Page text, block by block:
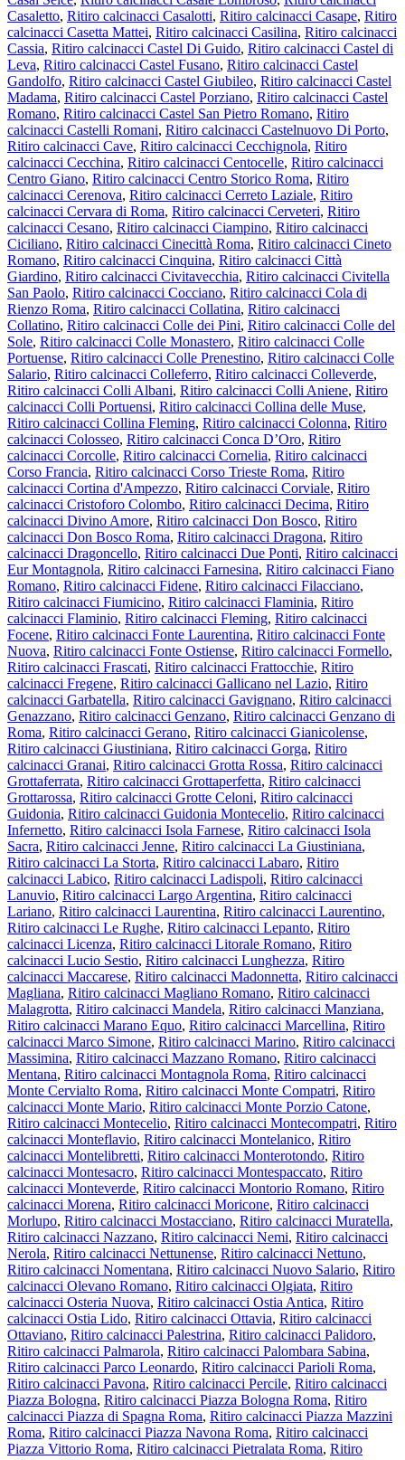
Casaletto, Ritiro calcinacci Casalotti, Ritiro calcinacci Casape, Ritiro
calcinacci Casetta Mattei, Ritiro calcinacci Casilina, Ritiro calcinacci
Cassia, Ritiro calcinacci Castel Di Guido, Ritiro calcinacci Castel di
Leva, Ritiro calcinacci Castel Fusano, Ritiro calcinacci Castel
Gandolfo, Ritiro calcinacci Castel Giubileo, Ritiro calcinacci Castel
Madama, Ritiro calcinacci Castel Porziano, Ritiro calcinacci Castel
Romano, Ritiro calcinacci Castel San Pietro Romano, Ritiro
calcinacci Castelli Romani, Ritiro calcinacci Castelnuovo Di Porto,
Ritiro calcinacci Cave, Ritiro calcinacci Cecchignola, Ritiro
calcinacci Cecchina, Ritiro calcinacci Centocelle, Ritiro calcinacci
Centro Giano, Ritiro calcinacci Centro Storico Roma, Ritiro
calcinacci Cerenova, Ritiro calcinacci Cerreto Laziale, Ritiro
calcinacci Cervara di Roma, Ritiro calcinacci Cerveteri, Ritiro
calcinacci Cesano, Ritiro calcinacci Ciampino, Ritiro calcinacci
Ciciliano, Ritiro calcinacci Cinecittà Roma, Ritiro calcinacci Cineto
Romano, Ritiro calcinacci Cinquina, Ritiro calcinacci Città
Giardino, Ritiro calcinacci Civitavecchia, Ritiro calcinacci Civitella
San Paolo, Ritiro calcinacci Cocciano, Ritiro calcinacci Cola di
Rienzo Roma, Ritiro calcinacci Collatina, Ritiro calcinacci
Collatino, Ritiro calcinacci Colle dei Pini, Ritiro calcinacci Colle del
Sole, Ritiro calcinacci Colle Monastero, Ritiro calcinacci Colle
Portuense, Ritiro calcinacci Colle Prenestino, Ritiro calcinacci Colle
Salario, Ritiro calcinacci Colleferro, Ritiro calcinacci Colleverde,
Ritiro calcinacci Colli Albani, Ritiro calcinacci Colli Aniene, Ritiro
calcinacci Colli Portuensi, Ritiro calcinacci Collina delle Muse,
Ritiro calcinacci Collina Fleming, Ritiro calcinacci Colonna, Ritiro
calcinacci Colosseo, Ritiro calcinacci Conca D’Oro, Ritiro
calcinacci Corcolle, Ritiro calcinacci Cornelia, Ritiro calcinacci
Corso Francia, Ritiro calcinacci Corso Trieste Roma, Ritiro
calcinacci Cortina d'Ampezzo, Ritiro calcinacci Corviale, Ritiro
calcinacci Cristoforo Colombo, Ritiro calcinacci Decima, Ritiro
calcinacci Divino Amore, Ritiro calcinacci Don Bosco, Ritiro
calcinacci Don Bosco Roma, Ritiro calcinacci Dragona, Ritiro
calcinacci Dragoncello, Ritiro calcinacci Due Ponti, Ritiro calcinacci
Eur Montagnola, Ritiro calcinacci Farnesina, Ritiro calcinacci Fiano
Romano, Ritiro calcinacci Fidene, Ritiro calcinacci Filacciano,
Ritiro calcinacci Fiumicino, Ritiro calcinacci Flaminia, Ritiro
calcinacci Flaminio, Ritiro calcinacci Fleming, Ritiro calcinacci
Focene, Ritiro calcinacci Fonte Laurentina, Ritiro calcinacci Fonte
Nuova, Ritiro calcinacci Fonte Ostiense, Ritiro calcinacci Formello,
Ritiro calcinacci Frascati, Ritiro calcinacci Frattocchie, Ritiro
calcinacci Fregene, Ritiro calcinacci Gallicano nel Lazio, Ritiro
calcinacci Garbatella, Ritiro calcinacci Gavignano, Ritiro calcinacci
Genazzano, Ritiro calcinacci Genzano, Ritiro calcinacci Genzano di
Roma, Ritiro calcinacci Gerano, Ritiro calcinacci Gianicolense,
Ritiro calcinacci Giustiniana, Ritiro calcinacci Gorga, Ritiro
calcinacci Granai, Ritiro calcinacci Grotta Rossa, Ritiro calcinacci
Grottaferrata, Ritiro calcinacci Grottaperfetta, Ritiro calcinacci
Grottarossa, Ritiro calcinacci Grotte Celoni, Ritiro calcinacci
Guidonia, Ritiro calcinacci Guidonia Montecelio, Ritiro calcinacci
Infernetto, Ritiro calcinacci Isola Farnese, Ritiro calcinacci Isola
Sacra, Ritiro calcinacci Jenne, Ritiro calcinacci La Giustiniana,
Ritiro calcinacci La Storta, Ritiro calcinacci Labaro, Ritiro
calcinacci Labico, Ritiro calcinacci Ladispoli, Ritiro calcinacci
Lanuvio, Ritiro calcinacci Largo Argentina, Ritiro calcinacci
Lariano, Ritiro calcinacci Laurentina, Ritiro calcinacci Laurentino,
Ritiro calcinacci Le Rughe, Ritiro calcinacci Lepanto, Ritiro
calcinacci Licenza, Ritiro calcinacci Litorale Romano, Ritiro
calcinacci Lucio Sestio, Ritiro calcinacci Lunghezza, Ritiro
calcinacci Maccarese, Ritiro calcinacci Madonnetta, Ritiro calcinacci
Magliana, Ritiro calcinacci Magliano Romano, Ritiro calcinacci
Malagrotta, Ritiro calcinacci Mandela, Ritiro calcinacci Manziana,
Ritiro calcinacci Marano Equo, Ritiro calcinacci Marcellina, Ritiro
calcinacci Marco Simone, Ritiro calcinacci Marino, Ritiro calcinacci
Massimina, Ritiro calcinacci Mazzano Romano, Ritiro calcinacci
Mentana, Ritiro calcinacci Montagnola Roma, Ritiro calcinacci
Monte Cervialto Roma, Ritiro calcinacci Monte Compatri, Ritiro
calcinacci Monte Mario, Ritiro calcinacci Monte Porzio Catone,
Ritiro calcinacci Montecelio, Ritiro calcinacci Montecompatri, Ritiro
calcinacci Monteflavio, Ritiro calcinacci Montelanico, Ritiro
calcinacci Montelibretti, Ritiro calcinacci Monterotondo, Ritiro
calcinacci Montesacro, Ritiro calcinacci Montespaccato, Ritiro
calcinacci Monteverde, Ritiro calcinacci Montorio Romano, Ritiro
calcinacci Morena, Ritiro calcinacci Moricone, Ritiro calcinacci
Morlupo, Ritiro calcinacci Mostacciano, Ritiro calcinacci Muratella,
Ritiro calcinacci Nazzano, Ritiro calcinacci Nemi, Ritiro calcinacci
Nerola, Ritiro calcinacci Nettunense, Ritiro calcinacci Nettuno,
Ritiro calcinacci Nomentana, Ritiro calcinacci Nuovo Salario, Ritiro
calcinacci Olevano Romano, Ritiro calcinacci Olgiata, Ritiro
calcinacci Osteria Nuova, Ritiro calcinacci Ostia Antica, Ritiro
calcinacci Ostia Lido, Ritiro calcinacci Ottavia, Ritiro calcinacci
Ottaviano, Ritiro calcinacci Palestrina, Ritiro calcinacci Palidoro,
Ritiro calcinacci Palmarola, Ritiro calcinacci Palombara Sabina,
Ritiro calcinacci Parco Leonardo, Ritiro calcinacci Parioli Roma,
Ritiro calcinacci Pavona, Ritiro calcinacci Percile, Ritiro calcinacci
Piazza Bologna, Ritiro calcinacci Piazza Bologna Roma, Ritiro
calcinacci Piazza di Spagna Roma, Ritiro calcinacci Piazza Mazzini
Roma, Ritiro calcinacci Piazza Navona Roma, Ritiro calcinacci
Piazza Vittorio Roma, Ritiro calcinacci Pietralata Roma, Ritiro